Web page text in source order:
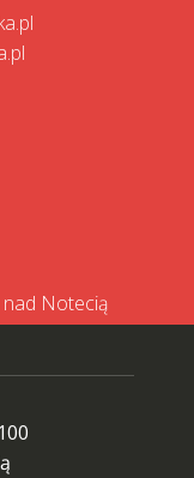
nad Notecią